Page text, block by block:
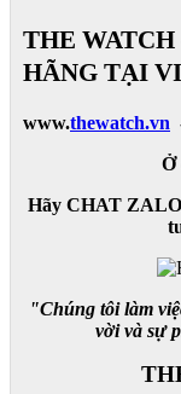
THE
HÃNG TẠI
www.thewatch.vn
Ở
Hãy CHAT ZALO
"Chúng tôi làm
vời và sự